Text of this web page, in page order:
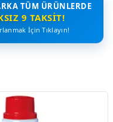
TÜM ÜRÜNLERDE
9 TAKSIT!
İçin Tıklayın!